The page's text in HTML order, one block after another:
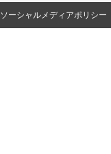
ソーシャルメディアポリシー